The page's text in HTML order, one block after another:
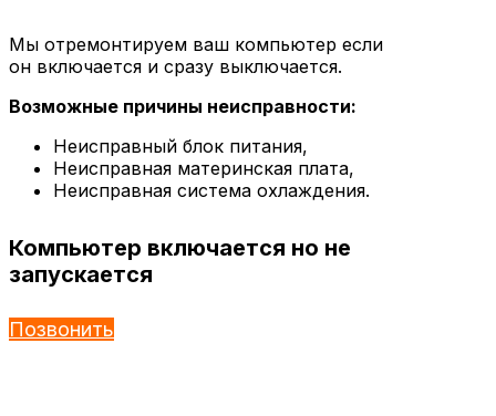
Мы отремонтируем ваш компьютер если
он включается и сразу выключается.
Возможные причины неисправности:
Неисправный блок питания,
Неисправная материнская плата,
Неисправная система охлаждения.
Компьютер включается но не
запускается
Позвонить